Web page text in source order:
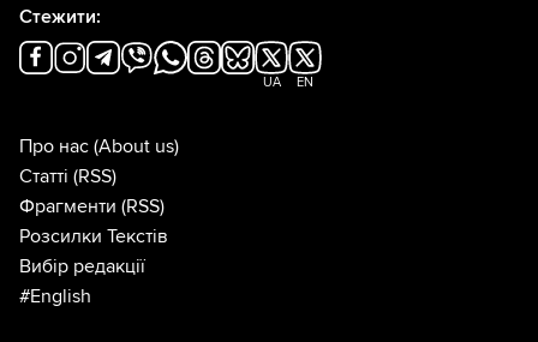
Стежити:
UA EN
Про нас (About us)
Статті (RSS)
Фрагменти (RSS)
Розсилки Текстів
Вибір редакції
#English